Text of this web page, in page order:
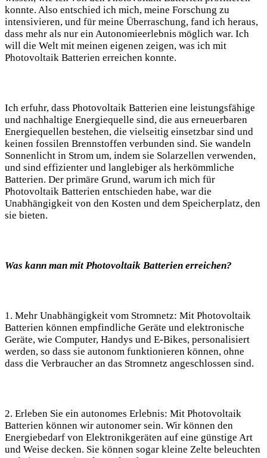
konnte. Also entschied ich mich, meine Forschung zu
intensivieren, und für meine Überraschung, fand ich heraus,
dass mehr als nur ein Autonomieerlebnis möglich war. Ich
will die Welt mit meinen eigenen zeigen, was ich mit
Photovoltaik Batterien erreichen konnte.
Ich erfuhr, dass Photovoltaik Batterien eine leistungsfähige
und nachhaltige Energiequelle sind, die aus erneuerbaren
Energiequellen bestehen, die vielseitig einsetzbar sind und
keinen fossilen Brennstoffen verbunden sind. Sie wandeln
Sonnenlicht in Strom um, indem sie Solarzellen verwenden,
und sind effizienter und langlebiger als herkömmliche
Batterien. Der primäre Grund, warum ich mich für
Photovoltaik Batterien entschieden habe, war die
Unabhängigkeit von den Kosten und dem Speicherplatz, den
sie bieten.
Was kann man mit Photovoltaik Batterien erreichen?
1. Mehr Unabhängigkeit vom Stromnetz: Mit Photovoltaik
Batterien können empfindliche Geräte und elektronische
Geräte, wie Computer, Handys und E-Bikes, personalisiert
werden, so dass sie autonom funktionieren können, ohne
dass die Verbraucher an das Stromnetz angeschlossen sind.
2. Erleben Sie ein autonomes Erlebnis: Mit Photovoltaik
Batterien können wir autonomer sein. Wir können den
Energiebedarf von Elektronikgeräten auf eine günstige Art
und Weise decken. Sie können sogar kleine Zelte beleuchten